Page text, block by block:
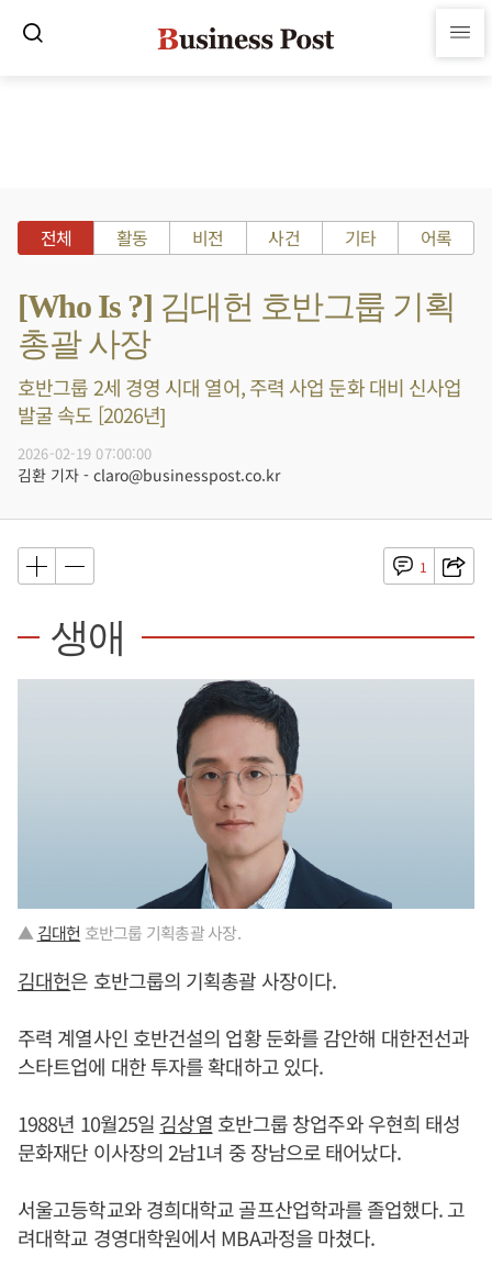
전체 활동 비전 사건 기타 어록
[Who Is ?] 김대헌 호반그룹 기획
총괄 사장
호반그룹 2세 경영 시대 열어, 주력 사업 둔화 대비 신사업
발굴 속도 [2026년]
2026-02-19 07:00:00
김환 기자 - claro@businesspost.co.kr
1
생애
▲ 김대헌 호반그룹 기획총괄 사장.
김대헌은 호반그룹의 기획총괄 사장이다.
주력 계열사인 호반건설의 업황 둔화를 감안해 대한전선과
스타트업에 대한 투자를 확대하고 있다.
1988년 10월25일 김상열 호반그룹 창업주와 우현희 태성
문화재단 이사장의 2남1녀 중 장남으로 태어났다.
서울고등학교와 경희대학교 골프산업학과를 졸업했다. 고
려대학교 경영대학원에서 MBA과정을 마쳤다.